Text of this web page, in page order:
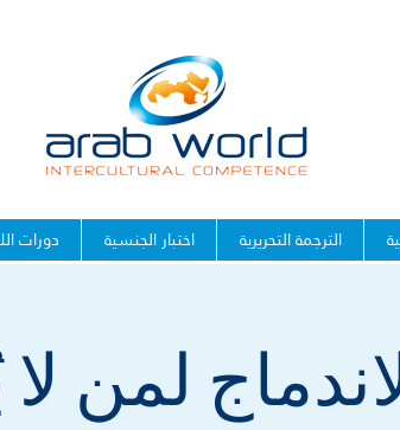
دورات اختبار الجنسية الترجمة التحريرية
لمن